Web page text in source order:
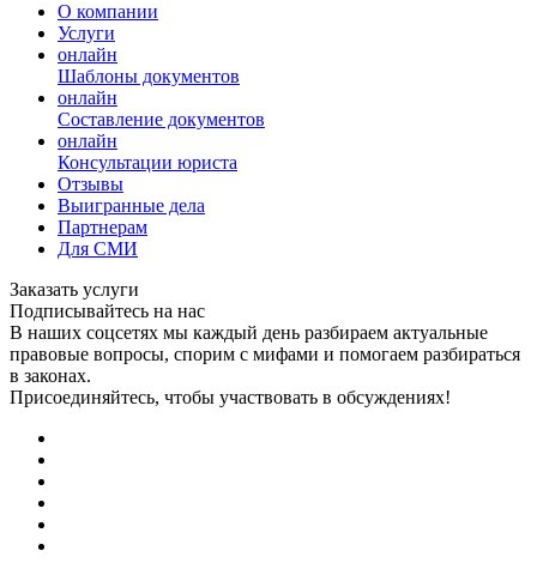
О компании
Услуги
онлайн
Шаблоны документов
онлайн
Составление документов
онлайн
Консультации юриста
Отзывы
Выигранные дела
Партнерам
Для СМИ
Заказать услуги
Подписывайтесь на нас
В наших соцсетях мы каждый день разбираем актуальные
правовые вопросы, спорим с мифами и помогаем разбираться
в законах.
Присоединяйтесь, чтобы участвовать в обсуждениях!